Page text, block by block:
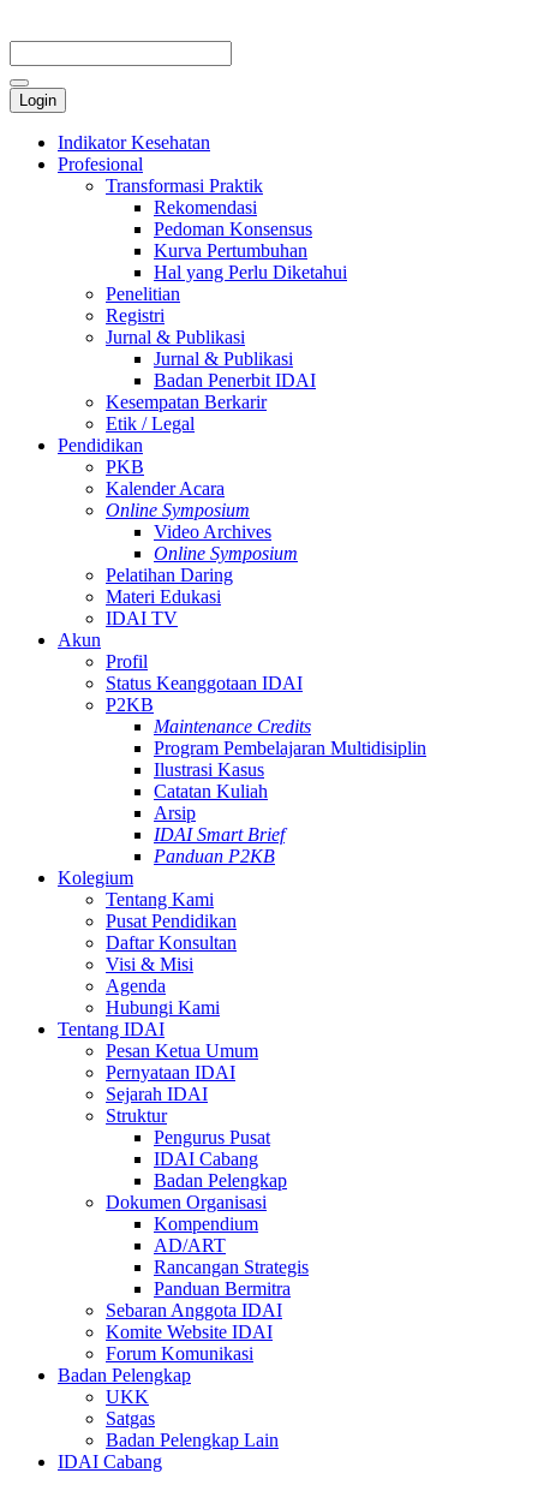
Login
Indikator Kesehatan
Profesional
Transformasi Praktik
Rekomendasi
Pedoman Konsensus
Kurva Pertumbuhan
Hal yang Perlu Diketahui
Penelitian
Registri
Jurnal & Publikasi
Jurnal & Publikasi
Badan Penerbit IDAI
Kesempatan Berkarir
Etik / Legal
Pendidikan
PKB
Kalender Acara
Online Symposium
Video Archives
Online Symposium
Pelatihan Daring
Materi Edukasi
IDAI TV
Akun
Profil
Status Keanggotaan IDAI
P2KB
Maintenance Credits
Program Pembelajaran Multidisiplin
Ilustrasi Kasus
Catatan Kuliah
Arsip
IDAI Smart Brief
Panduan P2KB
Kolegium
Tentang Kami
Pusat Pendidikan
Daftar Konsultan
Visi & Misi
Agenda
Hubungi Kami
Tentang IDAI
Pesan Ketua Umum
Pernyataan IDAI
Sejarah IDAI
Struktur
Pengurus Pusat
IDAI Cabang
Badan Pelengkap
Dokumen Organisasi
Kompendium
AD/ART
Rancangan Strategis
Panduan Bermitra
Sebaran Anggota IDAI
Komite Website IDAI
Forum Komunikasi
Badan Pelengkap
UKK
Satgas
Badan Pelengkap Lain
IDAI Cabang